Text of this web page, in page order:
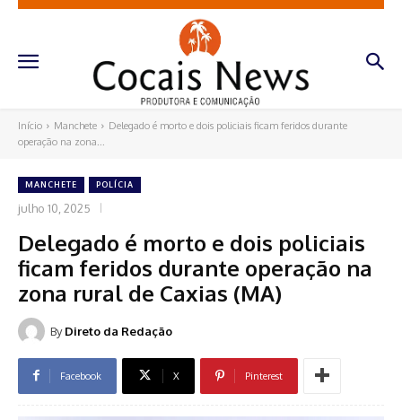
Início Manchete
Delegado é morto e dois policiais ficam feridos durante
operação na zona...
MANCHETE POLÍCIA
julho 10, 2025
Delegado é morto e dois policiais
ficam feridos durante operação na
zona rural de Caxias (MA)
By Direto da Redação
Facebook X Pinterest